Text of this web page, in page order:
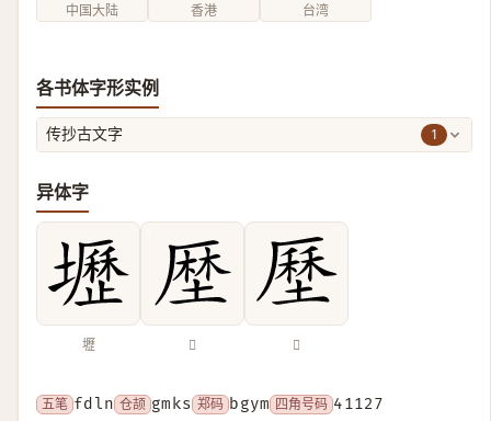
中国大陆 香港 台湾
各书体字形实例
传抄古文字 1
异体字
壢 𠪖 𡐰
五笔 fdln 仓颉 gmks 郑码 bgym 四角号码 41127